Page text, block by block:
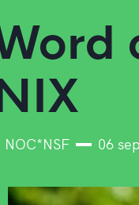
NOC*NSF 06